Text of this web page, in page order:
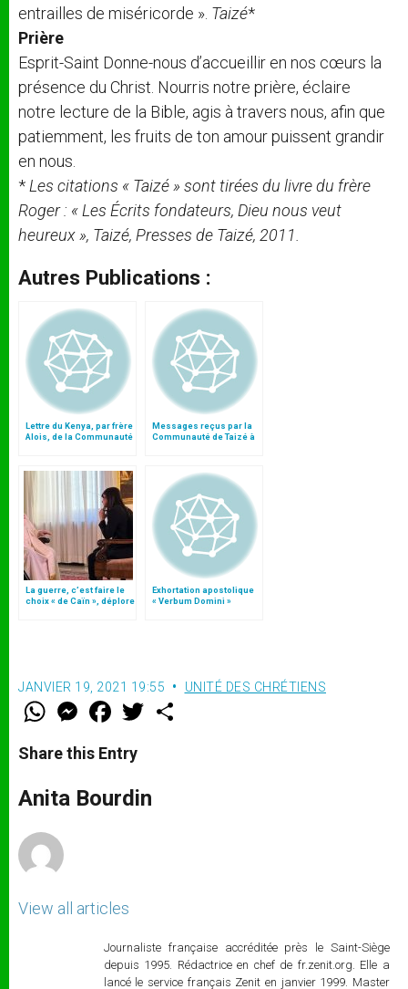
entrailles de miséricorde ». Taizé*
Prière
Esprit-Saint Donne-nous d’accueillir en nos cœurs la
présence du Christ. Nourris notre prière, éclaire
notre lecture de la Bible, agis à travers nous, afin que
patiemment, les fruits de ton amour puissent grandir
en nous.
*Les citations « Taizé » sont tirées du livre du frère
Roger : « Les Écrits fondateurs, Dieu nous veut
heureux », Taizé, Presses de Taizé, 2011.
Autres Publications :
Lettre du Kenya, par frère
Alois, de la Communauté
Messages reçus par la
Communauté de Taizé à
La guerre, c’est faire le
choix « de Caïn », déplore
Exhortation apostolique
« Verbum Domini »
JANVIER 19, 2021 19:55 UNITÉ DES CHRÉTIENS
W
t
s
p
p
M
e
s
e
g
e
F
a
e
b
o
k
w
r
Share this Entry
Anita Bourdin
View all articles
Journaliste française accréditée près le Saint-Siège
depuis 1995. Rédactrice en chef de fr.zenit.org. Elle a
lancé le service français Zenit en janvier 1999. Master